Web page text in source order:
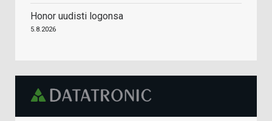
Honor uudisti logonsa
5.8.2026